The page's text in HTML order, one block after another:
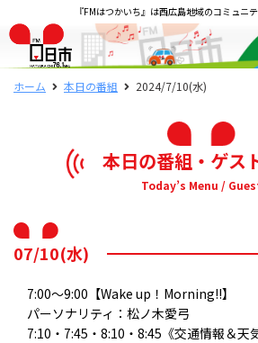
『FMはつかいち』は西広島地域のコミュニテ
ホーム 本日の番組 2024/7/10(水)
本日の番組・ゲス
Today’s Menu /
07/10(水)
7:00～9:00【Wake up！Morning!!】
パーソナリティ：松ノ木愛弓
7:10・7:45・8:10・8:45《交通情報＆天